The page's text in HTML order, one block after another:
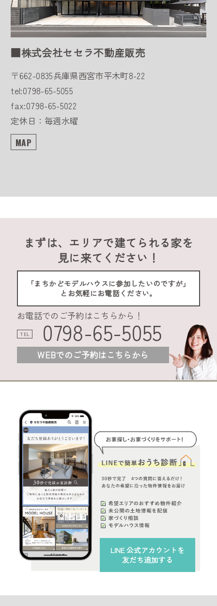
■株式会社セセラ不動産販売
〒662-0835兵庫県西宮市平木町8-22
tel:0798-65-5055
fax:0798-65-5022
定休日：毎週水曜
MAP
まずは、エリアで建てられる家を
見に来てください！
「まちかどモデルハウスに参加したいのですが」
とお気軽にお電話ください。
お電話でのご予約はこちらから！
TEL 0798-65-5055
WEBでのご予約はこちらから
LINE 公式アカウントを
友だち追加する